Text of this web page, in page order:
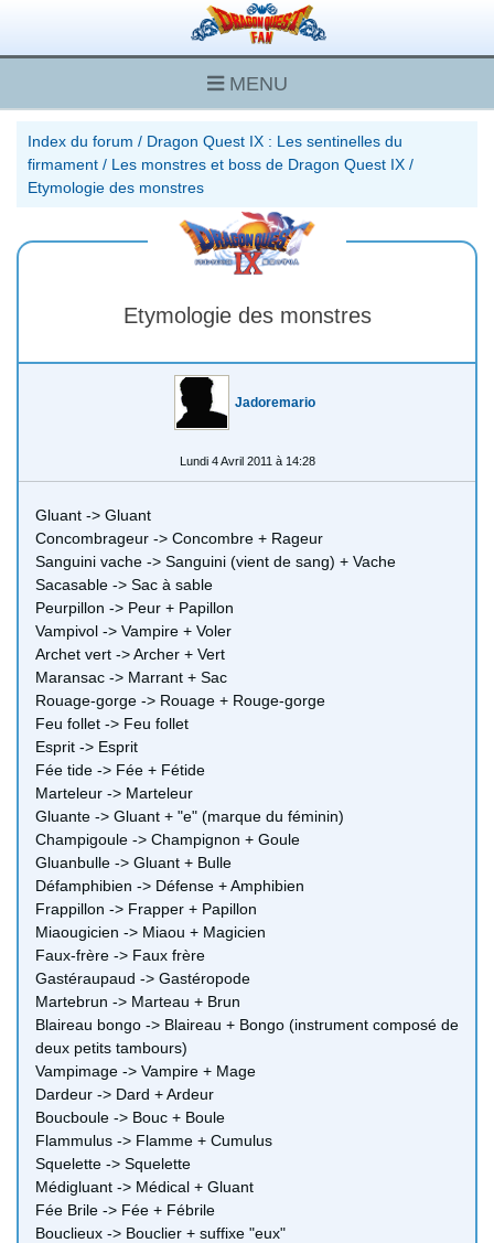
MENU
Index du forum / Dragon Quest IX : Les sentinelles du
firmament / Les monstres et boss de Dragon Quest IX /
Etymologie des monstres
Etymologie des monstres
Jadoremario
Lundi 4 Avril 2011 à 14:28
Gluant -> Gluant
Concombrageur -> Concombre + Rageur
Sanguini vache -> Sanguini (vient de sang) + Vache
Sacasable -> Sac à sable
Peurpillon -> Peur + Papillon
Vampivol -> Vampire + Voler
Archet vert -> Archer + Vert
Maransac -> Marrant + Sac
Rouage-gorge -> Rouage + Rouge-gorge
Feu follet -> Feu follet
Esprit -> Esprit
Fée tide -> Fée + Fétide
Marteleur -> Marteleur
Gluante -> Gluant + "e" (marque du féminin)
Champigoule -> Champignon + Goule
Gluanbulle -> Gluant + Bulle
Défamphibien -> Défense + Amphibien
Frappillon -> Frapper + Papillon
Miaougicien -> Miaou + Magicien
Faux-frère -> Faux frère
Gastéraupaud -> Gastéropode
Martebrun -> Marteau + Brun
Blaireau bongo -> Blaireau + Bongo (instrument composé de
deux petits tambours)
Vampimage -> Vampire + Mage
Dardeur -> Dard + Ardeur
Boucboule -> Bouc + Boule
Flammulus -> Flamme + Cumulus
Squelette -> Squelette
Médigluant -> Médical + Gluant
Fée Brile -> Fée + Fébrile
Bouclieux -> Bouclier + suffixe "eux"